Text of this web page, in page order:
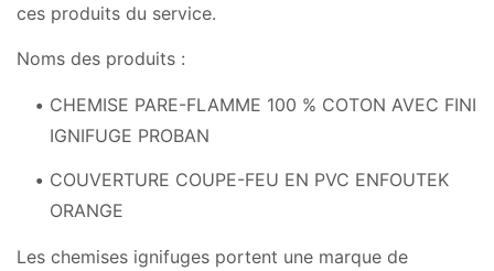
ces produits du service.
Noms des produits :
CHEMISE PARE-FLAMME 100 % COTON AVEC FINI
IGNIFUGE PROBAN
COUVERTURE COUPE-FEU EN PVC ENFOUTEK
ORANGE
Les chemises ignifuges portent une marque de